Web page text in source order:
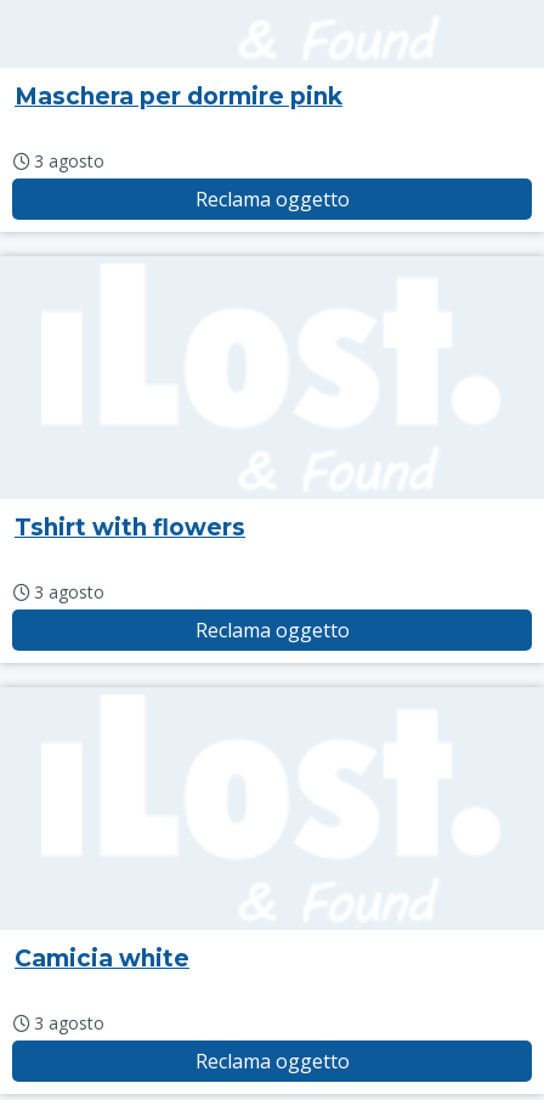
Maschera per dormire pink
3 agosto
Reclama oggetto
Tshirt with flowers
3 agosto
Reclama oggetto
Camicia white
3 agosto
Reclama oggetto